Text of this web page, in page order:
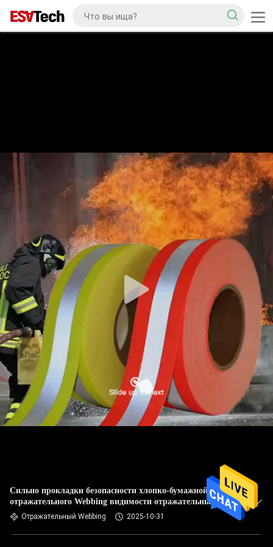
Сильно прокладки безопасности хлопко-бумажной ткани
отражательного Webbing видимости отражательные для
ботинок сумок форм
Отражательный Webbing 2025-10-31